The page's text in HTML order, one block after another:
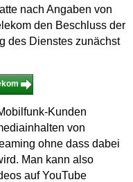
nach Angaben von
den Beschluss der
des Dienstes zunächst
Kunden
von
ohne dass dabei
Man kann also
auf YouTube